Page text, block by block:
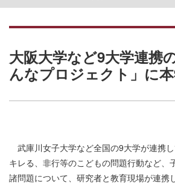
大阪大学など9大学連携
んなプロジェクト」に
武庫川女子大学など全国の9大学が連携し
キレる、非行等のこどもの問題行動など、
諸問題について、研究者と教育現場が連携